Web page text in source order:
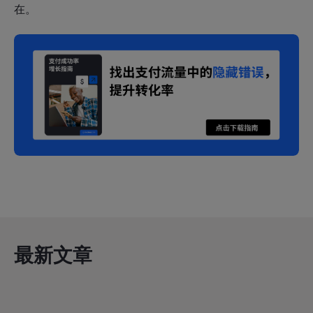
在。
最新文章